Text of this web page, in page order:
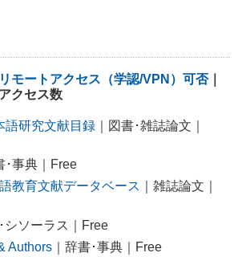
リモートアクセス（学認/VPN）可否｜
クセス数
語研究文献目録 ｜図書･雑誌論文｜
･事典｜Free
教育文献データベース
｜雑誌論文｜
シソーラス｜Free
Authors ｜辞書･事典｜Free